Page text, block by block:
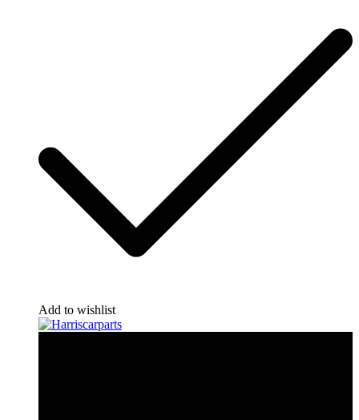
Add to wishlist